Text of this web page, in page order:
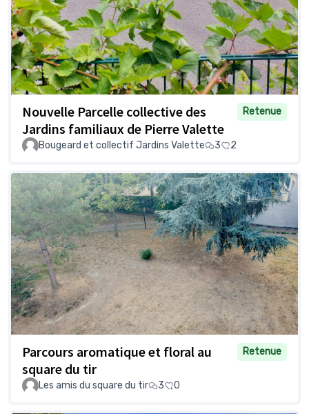
Nouvelle Parcelle collective des
Jardins familiaux de Pierre Valette
Retenue
Bougeard et collectif Jardins Valette 3 2
Parcours aromatique et floral au
square du tir
Retenue
Les amis du square du tir 3 0